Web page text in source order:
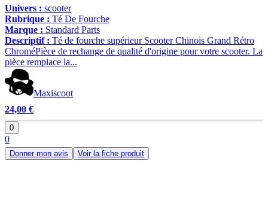
Univers : scooter
Rubrique : Té De Fourche
Marque : Standard Parts
Descriptif : Té de fourche supérieur Scooter Chinois Grand Rétro
ChroméPièce de rechange de qualité d'origine pour votre scooter. La
pièce remplace la...
Maxiscoot
24,00 €
0
0
Donner mon avis Voir la fiche produit